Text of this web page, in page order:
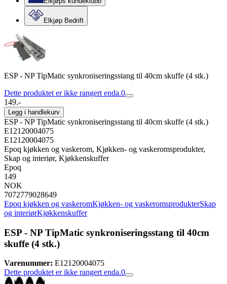
Elkjøp Bedrift
ESP - NP TipMatic synkroniseringsstang til 40cm skuffe (4 stk.)
Dette produktet er ikke rangert enda.0
149.-
Legg i handlekurv
ESP - NP TipMatic synkroniseringsstang til 40cm skuffe (4 stk.)
E12120004075
E12120004075
Epoq kjøkken og vaskerom, Kjøkken- og vaskeromsprodukter,
Skap og interiør, Kjøkkenskuffer
Epoq
149
NOK
7072779028649
Epoq kjøkken og vaskeromKjøkken- og vaskeromsprodukterSkap
og interiørKjøkkenskuffer
ESP - NP TipMatic synkroniseringsstang til 40cm
skuffe (4 stk.)
Varenummer: E12120004075
Dette produktet er ikke rangert enda.0